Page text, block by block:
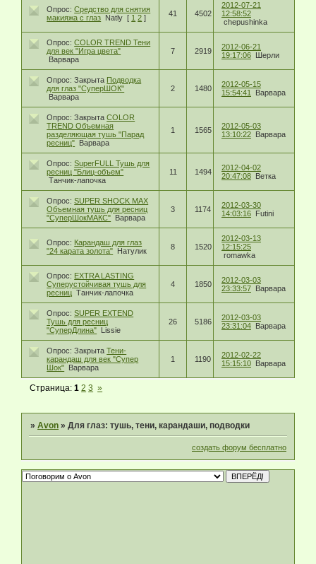
Опрос: Средство для снятия
макияжа с глаз Natly [ 1 2 ] 41 4502
2012-07-21
12:58:52
chepushinka
Опрос: COLOR TREND Тени
для век "Игра цвета"
Варвара
7 2919
2012-06-21
19:17:06 Шерли
Опрос: Закрыта Подводка
для глаз "СуперШОК"
Варвара
2 1480
2012-05-15
15:54:41
Варвара
Опрос: ЗакрытаCOLOR
TREND Объемная
разделяющая тушь "Парад
ресниц" Варвара
1 1565
2012-05-03
13:10:22 Варвара
Опрос: SuperFULL Тушь для
ресниц "Блиц-объем"
Танчик-лапочка
11 1494
2012-04-02
20:47:08 Ветка
Опрос: SUPER SHOСK MAX
Объемная тушь для ресниц
"СуперШокМАКС" Варвара
3 1174
2012-03-30
14:03:16 Futini
Опрос: Карандаш для глаз
"24 карата золота" Натулик 8 1520
2012-03-13
12:15:25
romawka
Опрос: EXTRA LASTING
Суперустойчивая тушь для
ресниц Танчик-лапочка
4 1850
2012-03-03
23:33:57 Варвара
Опрос: SUPER EXTEND
Тушь для ресниц
"СуперДлина" Lissie
26 5186
2012-03-03
23:31:04 Варвара
Опрос: ЗакрытаТени-
карандаш для век "Супер
Шок" Варвара
1 1190
2012-02-22
15:15:10 Варвара
Страница:1 2 3 »
»Avon »Для глаз: тушь, тени, карандаши, подводки
создать форум бесплатно